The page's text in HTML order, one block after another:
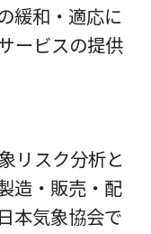
緩和・適応に
ービスの提供
リスク分析と
造・販売・配
本気象協会で